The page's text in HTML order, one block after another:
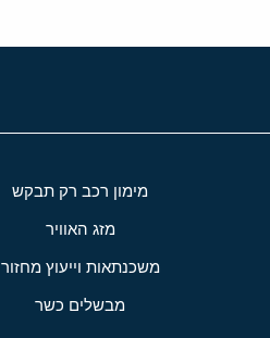
מימון רכב רק תבקש
מזג האוויר
משכנתאות וייעוץ מחזור
מבשלים כשר